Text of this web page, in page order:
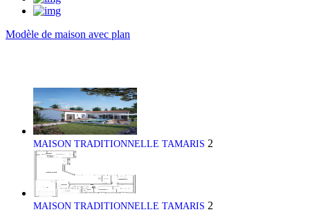
Modèle de maison avec plan
MAISON TRADITIONNELLE TAMARIS 2
MAISON TRADITIONNELLE TAMARIS 2